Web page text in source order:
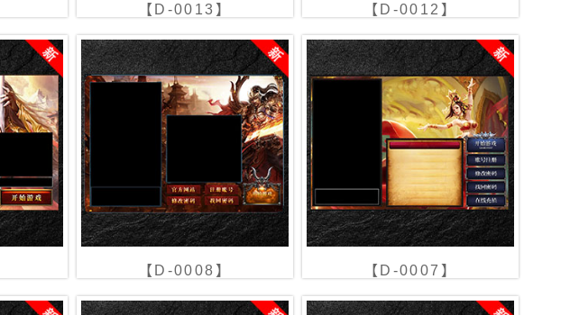
【D-0013】 【D-0012】
【D-0008】 【D-0007】